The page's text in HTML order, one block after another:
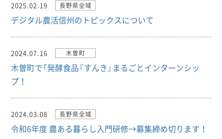
2025.02.19 長野県全域
デジタル農活信州のトピックスについて
2024.07.16 木曽町
木曽町で「発酵食品『すんき』まるごとインターンシッ
プ！
2024.03.08 長野県全域
令和6年度 農ある暮らし入門研修→募集締め切ります！